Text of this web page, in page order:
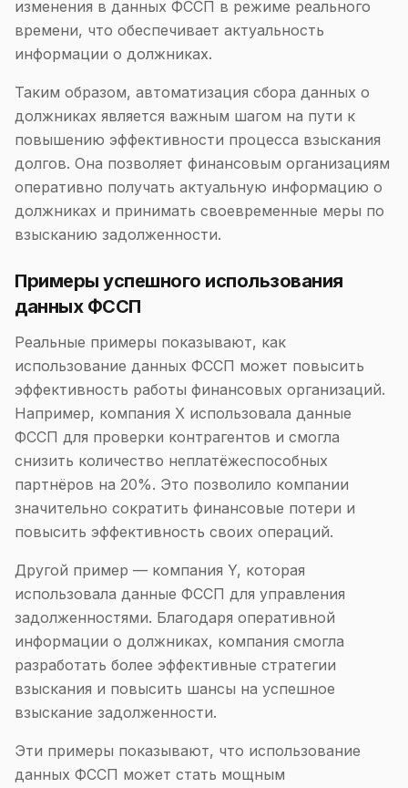
изменения в данных ФССП в режиме реального
времени, что обеспечивает актуальность
информации о должниках.
Таким образом, автоматизация сбора данных о
должниках является важным шагом на пути к
повышению эффективности процесса взыскания
долгов. Она позволяет финансовым организациям
оперативно получать актуальную информацию о
должниках и принимать своевременные меры по
взысканию задолженности.
Примеры успешного использования
данных ФССП
Реальные примеры показывают, как
использование данных ФССП может повысить
эффективность работы финансовых организаций.
Например, компания X использовала данные
ФССП для проверки контрагентов и смогла
снизить количество неплатёжеспособных
партнёров на 20%. Это позволило компании
значительно сократить финансовые потери и
повысить эффективность своих операций.
Другой пример — компания Y, которая
использовала данные ФССП для управления
задолженностями. Благодаря оперативной
информации о должниках, компания смогла
разработать более эффективные стратегии
взыскания и повысить шансы на успешное
взыскание задолженности.
Эти примеры показывают, что использование
данных ФССП может стать мощным